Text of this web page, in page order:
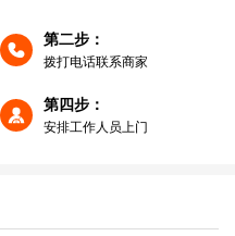
第二步：
拨打电话联系商家
第四步：
安排工作人员上门